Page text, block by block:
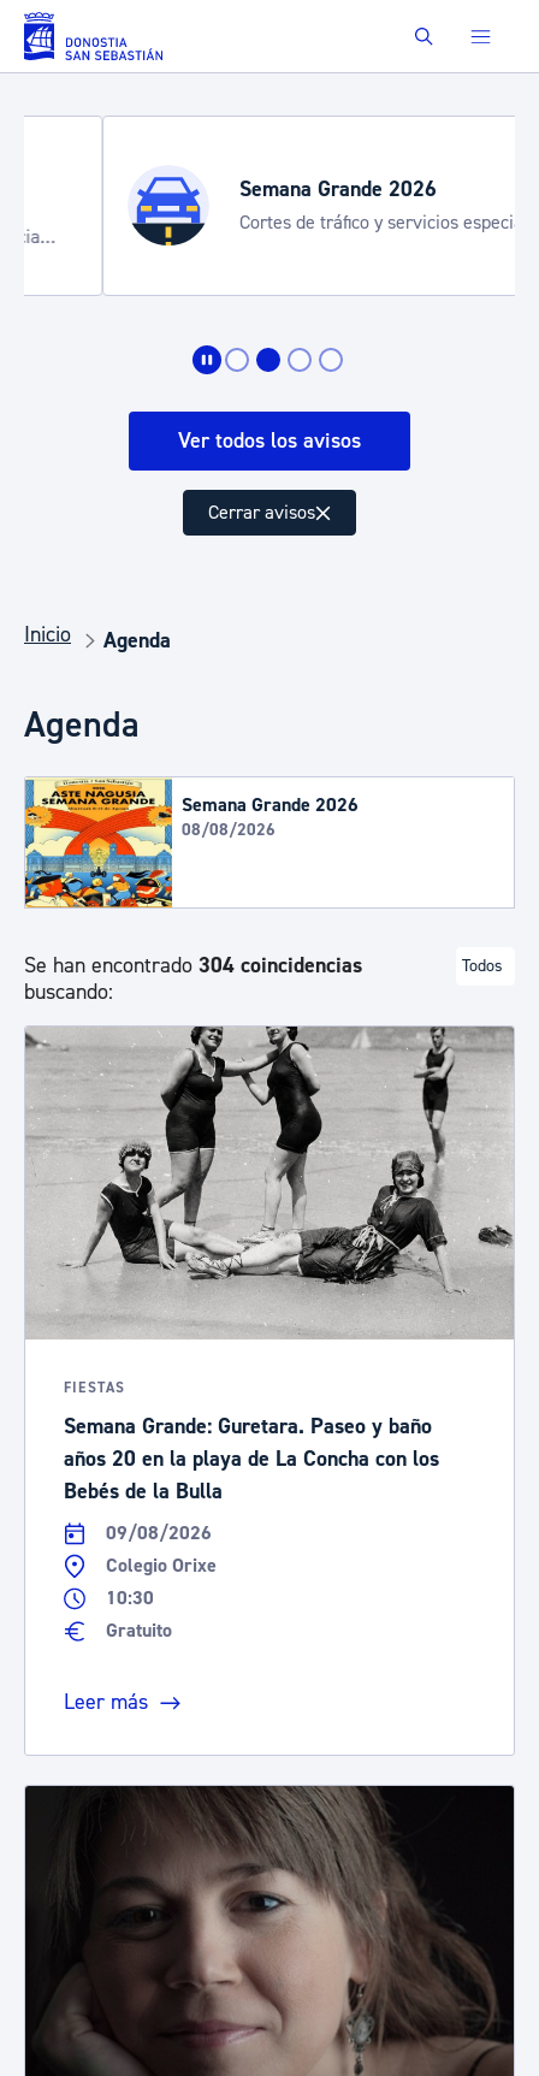
Saltar al contenido principal Buscar
Semana Grande 2026
Cortes de tráfico y servicios especiales
de transporte
Ver todos los avisos
Cerrar avisos
Inicio Agenda
Agenda
Semana Grande 2026
08/08/2026
Se han encontrado 304 coincidencias
buscando:
Todos
FIESTAS
Semana Grande: Guretara. Paseo y baño
años 20 en la playa de La Concha con los
Bebés de la Bulla
09/08/2026
Colegio Orixe
10:30
Gratuito
Leer más